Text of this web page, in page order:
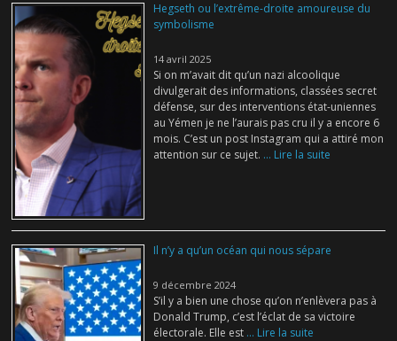
Hegseth ou l’extrême-droite amoureuse du
symbolisme
14 avril 2025
Si on m’avait dit qu’un nazi alcoolique
divulgerait des informations, classées secret
défense, sur des interventions état-uniennes
au Yémen je ne l’aurais pas cru il y a encore 6
mois. C’est un post Instagram qui a attiré mon
attention sur ce sujet. ... Lire la suite
Il n’y a qu’un océan qui nous sépare
9 décembre 2024
S’il y a bien une chose qu’on n’enlèvera pas à
Donald Trump, c’est l’éclat de sa victoire
électorale. Elle est ... Lire la suite